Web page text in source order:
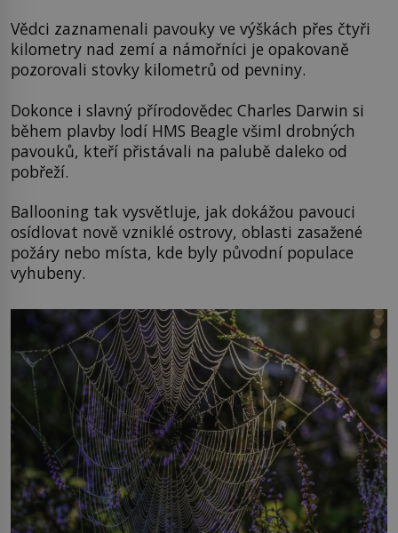
Vědci zaznamenali pavouky ve výškách přes čtyři
kilometry nad zemí a námořníci je opakovaně
pozorovali stovky kilometrů od pevniny.
Dokonce i slavný přírodovědec Charles Darwin si
během plavby lodí HMS Beagle všiml drobných
pavouků, kteří přistávali na palubě daleko od
pobřeží.
Ballooning tak vysvětluje, jak dokážou pavouci
osídlovat nově vzniklé ostrovy, oblasti zasažené
požáry nebo místa, kde byly původní populace
vyhubeny.